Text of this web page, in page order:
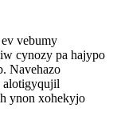
vebumy
cynozy pa hajypo
Navehazo
alotigyqujil
ynon xohekyjo